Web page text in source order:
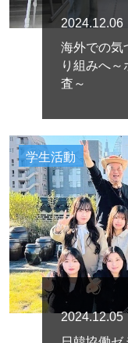
2024.12.06
海外での気
り組みへ
査～
学生活動
2024.12.05